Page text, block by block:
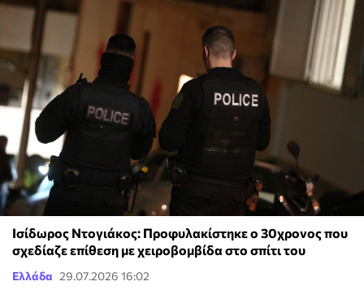
Ισίδωρος Ντογιάκος: Προφυλακίστηκε ο 30χρονος που
σχεδίαζε επίθεση με χειροβομβίδα στο σπίτι του
Ελλάδα 29.07.2026 16:02